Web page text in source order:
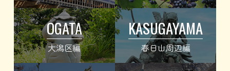
OGATA
大潟区編
KASUGAYAMA
春日山周辺編